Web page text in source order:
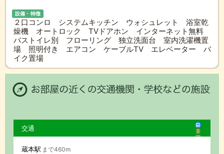
設備・特徴
２口コンロ システムキッチン ウォシュレット 浴室乾
燥機 オートロック TVドアホン インターネット無料
バストイレ別 フローリング 独立洗面台 室内洗濯機置
場 照明付き エアコン ケーブルTV エレベーター バ
イク置場
交通
蔵本駅 まで460m